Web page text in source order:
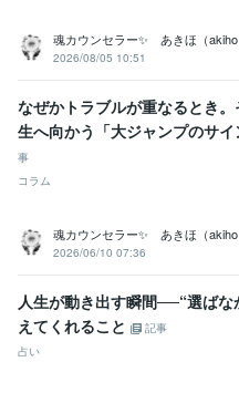
魂カウンセラー✨ あきほ（akiho
2026/08/05 10:51
なぜかトラブルが重なるとき
生へ向かう「大ジャンプのサ
事
コラム
魂カウンセラー✨ あきほ（akiho
2026/06/10 07:36
人生が動き出す瞬間──“選ばな
えてくれること
記事
占い